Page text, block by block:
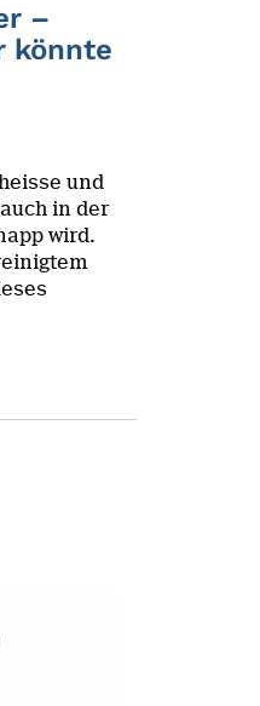
–
könnte
und
in der
wird.